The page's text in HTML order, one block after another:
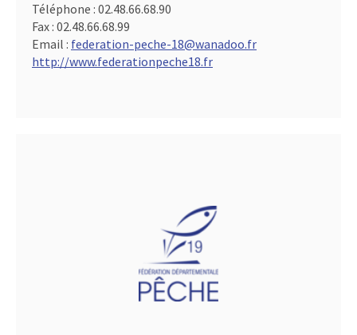
Téléphone : 02.48.66.68.90
Fax : 02.48.66.68.99
Email : federation-peche-18@wanadoo.fr
http://www.federationpeche18.fr